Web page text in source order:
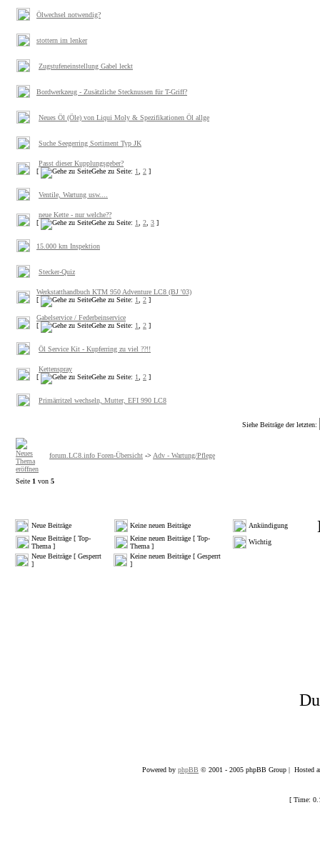
Ölwechsel notwendig?
stottern im lenker
Zugstufeneinstellung Gabel leckt
Bordwerkzeug - Zusätzliche Stecknussen für T-Griff?
Neues Öl (Öle) von Liqui Moly & Spezifikationen Öl allge
Suche Seegerring Sortiment Typ JK
Passt dieser Kupplungsgeber?
[
Gehe zu Seite: 1 2 ]
Ventile, Wartung usw....
neue Kette - nur welche??
[
Gehe zu Seite: 1 2 3 ]
15.000 km Inspektion
Stecker-Quiz
Werkstatthandbuch KTM 950 Adventure LC8 (BJ '03)
[
Gehe zu Seite: 1 2 ]
Gabelservice / Federbeinservice
[
Gehe zu Seite: 1 2 ]
Öl Service Kit - Kupferring zu viel ??!!
Kettenspray
[
Gehe zu Seite: 1 2 ]
Primärritzel wechseln, Mutter, EFI 990 LC8
Siehe Beiträge der letzten:
forum.LC8.info Foren-Übersicht -> Adv - Wartung/Pflege
Seite 1 von 5
Neue Beiträge Keine neuen Beiträge
Ankündigung
Neue Beiträge [ Top-
Thema ]
Keine neuen Beiträge [ Top-
Thema ]
Wichtig
Neue Beiträge [ Gesperrt
]
Keine neuen Beiträge [ Gesperrt
]
Powered by phpBB © 2001 - 2005 phpBB Group | Hosted
[ Time: